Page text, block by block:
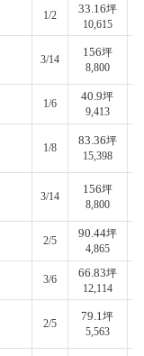
1/2
33.16坪
10,615
3/14
156坪
8,800
1/6
40.9坪
9,413
1/8
83.36坪
15,398
3/14
156坪
8,800
2/5
90.44坪
4,865
3/6
66.83坪
12,114
2/5
79.1坪
5,563